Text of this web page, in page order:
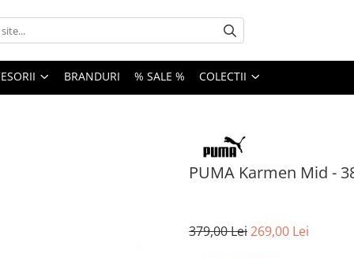
BRANDURI % SALE % COLECTII
PUMA Karmen Mid -
379,00 Lei269,00 Lei